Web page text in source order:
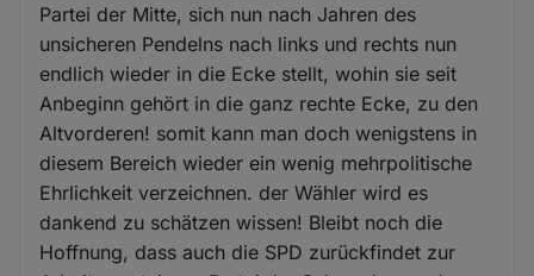
Partei der Mitte, sich nun nach Jahren des
unsicheren Pendelns nach links und rechts nun
endlich wieder in die Ecke stellt, wohin sie seit
Anbeginn gehört in die ganz rechte Ecke, zu den
Altvorderen! somit kann man doch wenigstens in
diesem Bereich wieder ein wenig mehrpolitische
Ehrlichkeit verzeichnen. der Wähler wird es
dankend zu schätzen wissen! Bleibt noch die
Hoffnung, dass auch die SPD zurückfindet zur